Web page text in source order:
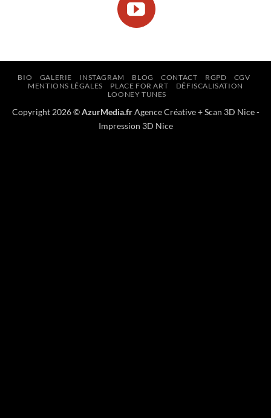
BIO GALERIE INSTAGRAM BLOG CONTACT RGPD
CGV
MENTIONS LÉGALES
PLACE FOR ART
DÉFISCALISATION
LOONEY TUNES
Copyright 2026 ©AzurMedia.fr Agence Créative+Scan 3D Nice-
Impression 3D Nice